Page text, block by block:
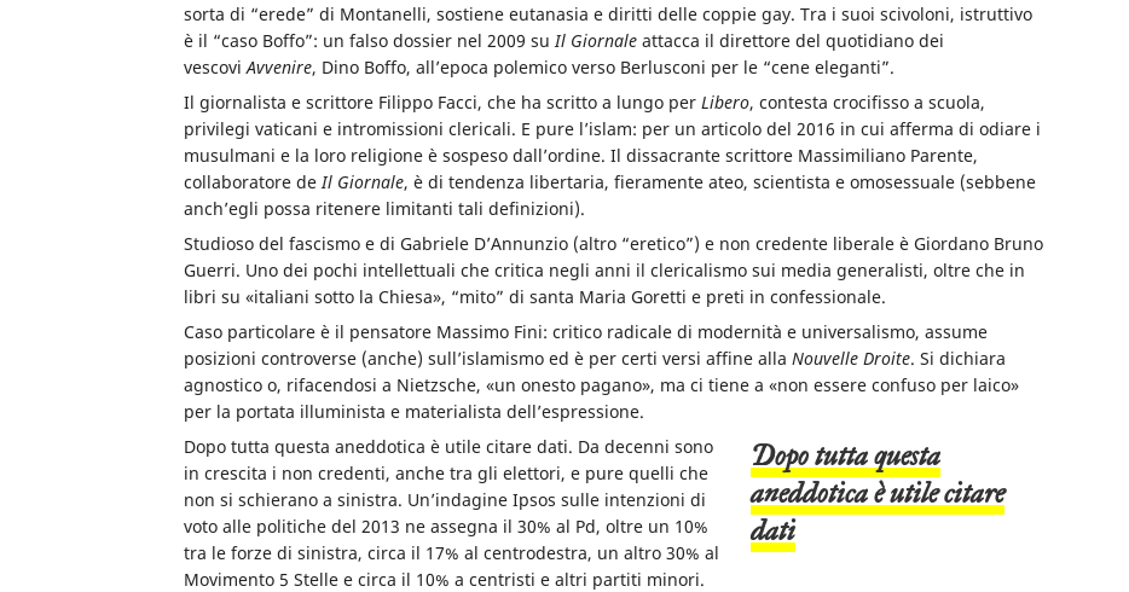
sorta di “erede” di Montanelli, sostiene eutanasia e diritti delle coppie gay. Tra i suoi scivoloni, istruttivo
è il “caso Boffo”: un falso dossier nel 2009 su Il Giornale attacca il direttore del quotidiano dei
vescovi Avvenire, Dino Boffo, all’epoca polemico verso Berlusconi per le “cene eleganti”.
Il giornalista e scrittore Filippo Facci, che ha scritto a lungo per Libero, contesta crocifisso a scuola,
privilegi vaticani e intromissioni clericali. E pure l’islam: per un articolo del 2016 in cui afferma di odiare i
musulmani e la loro religione è sospeso dall’ordine. Il dissacrante scrittore Massimiliano Parente,
collaboratore de Il Giornale, è di tendenza libertaria, fieramente ateo, scientista e omosessuale (sebbene
anch’egli possa ritenere limitanti tali definizioni).
Studioso del fascismo e di Gabriele D’Annunzio (altro “eretico”) e non credente liberale è Giordano Bruno
Guerri. Uno dei pochi intellettuali che critica negli anni il clericalismo sui media generalisti, oltre che in
libri su «italiani sotto la Chiesa», “mito” di santa Maria Goretti e preti in confessionale.
Caso particolare è il pensatore Massimo Fini: critico radicale di modernità e universalismo, assume
posizioni controverse (anche) sull’islamismo ed è per certi versi affine alla Nouvelle Droite. Si dichiara
agnostico o, rifacendosi a Nietzsche, «un onesto pagano», ma ci tiene a «non essere confuso per laico»
per la portata illuminista e materialista dell’espressione.
Dopo tutta questa
aneddotica è utile citare
dati
Dopo tutta questa aneddotica è utile citare dati. Da decenni sono
in crescita i non credenti, anche tra gli elettori, e pure quelli che
non si schierano a sinistra. Un’indagine Ipsos sulle intenzioni di
voto alle politiche del 2013 ne assegna il 30% al Pd, oltre un 10%
tra le forze di sinistra, circa il 17% al centrodestra, un altro 30% al
Movimento 5 Stelle e circa il 10% a centristi e altri partiti minori.